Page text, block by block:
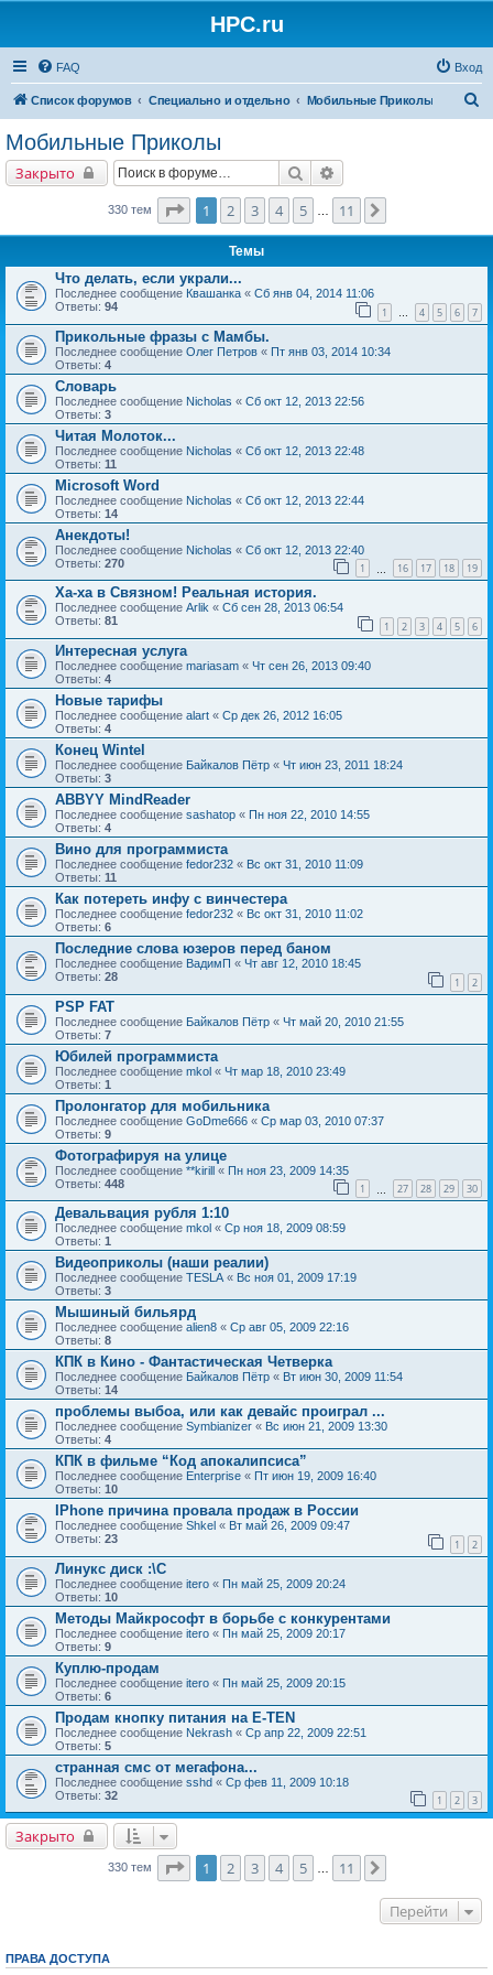
HPC.ru
FAQ Вход
Список форумов Специально и отдельно Мобильные Приколы
Мобильные Приколы
Закрыто Поиск
330 тем Страница1 из
1 2 3 4 5 11
Темы
Что делать, если украли...
Последнее сообщение Квашанка « Сб янв 04, 2014 11:06
Ответы: 94 1 … 4 5 6 7
Прикольные фразы с Мамбы.
Последнее сообщение Олег Петров « Пт янв 03, 2014 10:34
Ответы: 4
Словарь
Последнее сообщение Nicholas « Сб окт 12, 2013 22:56
Ответы: 3
Читая Молоток...
Последнее сообщение Nicholas « Сб окт 12, 2013 22:48
Ответы: 11
Microsoft Word
Последнее сообщение Nicholas « Сб окт 12, 2013 22:44
Ответы: 14
Анекдоты!
Последнее сообщение Nicholas « Сб окт 12, 2013 22:40
Ответы: 270 1 16 17 18 19
Ха-ха в Связном! Реальная история.
Последнее сообщение Arlik « Сб сен 28, 2013 06:54
Ответы: 81 1 2 3 4 5 6
Интересная услуга
Последнее сообщение mariasam « Чт сен 26, 2013 09:40
Ответы: 4
Новые тарифы
Последнее сообщение alart « Ср дек 26, 2012 16:05
Ответы: 4
Конец Wintel
Последнее сообщение Байкалов Пётр « Чт июн 23, 2011 18:24
Ответы: 3
ABBYY MindReader
Последнее сообщение sashatop « Пн ноя 22, 2010 14:55
Ответы: 4
Вино для программиста
Последнее сообщение fedor232 « Вс окт 31, 2010 11:09
Ответы: 11
Как потереть инфу с винчестера
Последнее сообщение fedor232 « Вс окт 31, 2010 11:02
Ответы: 6
Последние слова юзеров перед баном
Последнее сообщение ВадимП « Чт авг 12, 2010 18:45
Ответы: 28 1 2
PSP FAT
Последнее сообщение Байкалов Пётр « Чт май 20, 2010 21:55
Ответы: 7
Юбилей программиста
Последнее сообщение mkol « Чт мар 18, 2010 23:49
Ответы: 1
Пролонгатор для мобильника
Последнее сообщение GoDme666 « Ср мар 03, 2010 07:37
Ответы: 9
Фотографируя на улице
Последнее сообщение **kirill « Пн ноя 23, 2009 14:35
Ответы: 448 1 27 28 29 30
Девальвация рубля 1:10
Последнее сообщение mkol « Ср ноя 18, 2009 08:59
Ответы: 1
Видеоприколы (наши реалии)
Последнее сообщение TESLA « Вс ноя 01, 2009 17:19
Ответы: 3
Мышиный бильярд
Последнее сообщение alien8 « Ср авг 05, 2009 22:16
Ответы: 8
КПК в Кино - Фантастическая Четверка
Последнее сообщение Байкалов Пётр « Вт июн 30, 2009 11:54
Ответы: 14
проблемы выбоа, или как девайс проиграл ...
Последнее сообщение Symbianizer « Вс июн 21, 2009 13:30
Ответы: 4
КПК в фильме “Код апокалипсиса”
Последнее сообщение Enterprise « Пт июн 19, 2009 16:40
Ответы: 10
IPhone причина провала продаж в России
Последнее сообщение Shkel « Вт май 26, 2009 09:47
Ответы: 23 1 2
Линукс диск :\C
Последнее сообщение itero « Пн май 25, 2009 20:24
Ответы: 10
Методы Майкрософт в борьбе с конкурентами
Последнее сообщение itero « Пн май 25, 2009 20:17
Ответы: 9
Куплю-продам
Последнее сообщение itero « Пн май 25, 2009 20:15
Ответы: 6
Продам кнопку питания на E-TEN
Последнее сообщение Nekrash « Ср апр 22, 2009 22:51
Ответы: 5
странная смс от мегафона...
Последнее сообщение sshd « Ср фев 11, 2009 10:18
Ответы: 32 1 2 3
Закрыто
330 тем Страница1 из
1 2 3 4 5 … 11
Перейти
ПРАВА ДОСТУПА